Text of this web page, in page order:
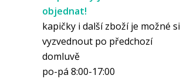
objednat!
kapičky i další zboží je možné si
vyzvednout po předchozí
domluvě
po-pá 8:00-17:00